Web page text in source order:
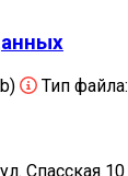
Тип файла:
Спасская 10